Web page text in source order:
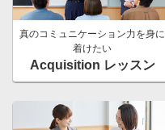
真のコミュニケーション力を身に
着けたい
Acquisition レッスン